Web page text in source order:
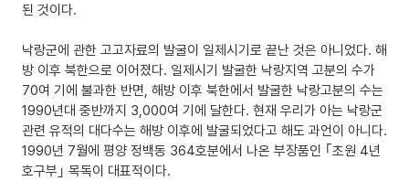
된 것이다.
낙랑군에 관한 고고자료의 발굴이 일제시기로 끝난 것은 아니었다. 해
방 이후 북한으로 이어졌다. 일제시기 발굴한 낙랑지역 고분의 수가
70여 기에 불과한 반면, 해방 이후 북한에서 발굴한 낙랑고분의 수는
1990년대 중반까지 3,000여 기에 달한다. 현재 우리가 아는 낙랑군
관련 유적의 대다수는 해방 이후에 발굴되었다고 해도 과언이 아니다.
1990년 7월에 평양 정백동 364호분에서 나온 부장품인 ｢초원 4년
호구부｣ 목독이 대표적이다.